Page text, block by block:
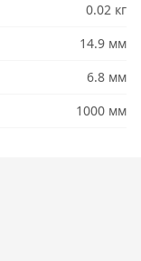
0.02 кг
14.9 мм
6.8 мм
1000 мм